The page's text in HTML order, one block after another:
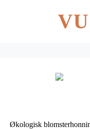
Økologisk